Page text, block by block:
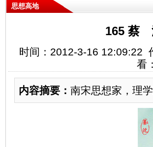
思想高地
165 蔡
时间：2012-3-16 12:09:22
看：
内容摘要： 南宋思想家，理